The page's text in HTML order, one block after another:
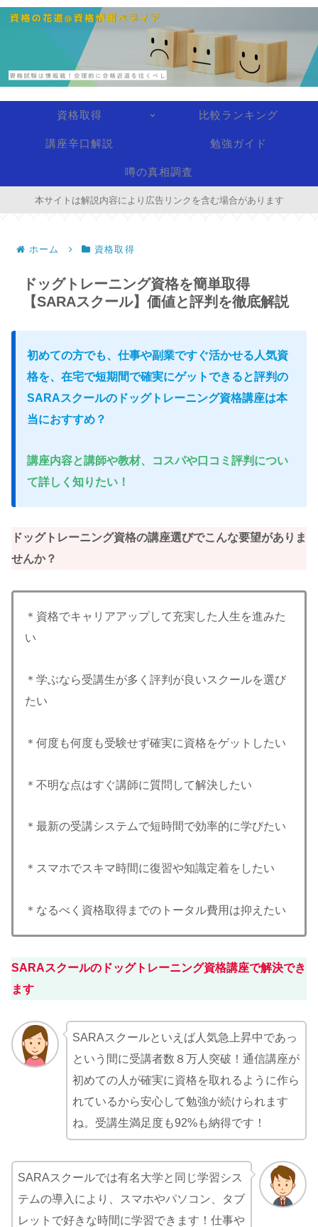
資格取得 比較ランキング
講座辛口解説 勉強ガイド
噂の真相調査
本サイトは解説内容により広告リンクを含む場合があります
ホーム 資格取得
ドッグトレーニング資格を簡単取得
【SARAスクール】価値と評判を徹底解説
初めての方でも、 仕事や副業ですぐ活かせる人気資
格を、在宅で短期間で確実にゲットできると評判の
SARAスクールのドッグトレーニング資格講座は本
当におすすめ？
講座内容と講師や教材、コスパや口コミ評判につい
て詳しく知りたい！
ドッグトレーニング資格の講座選びでこんな要望がありま
せんか？
＊資格でキャリアアップして充実した人生を進みた
い
＊学ぶなら受講生が多く評判が良いスクールを選び
たい
＊何度も何度も受験せず確実に資格をゲットしたい
＊不明な点はすぐ講師に質問して解決したい
＊最新の受講システムで短時間で効率的に学びたい
＊スマホでスキマ時間に復習や知識定着をしたい
＊なるべく資格取得までのトータル費用は抑えたい
SARAスクールのドッグトレーニング資格講座で解決でき
ます
SARAスクールといえば人気急上昇中であっ
という間に受講者数８万人突破！通信講座が
初めての人が確実に資格を取れるように作ら
れているから安心して勉強が続けられます
ね。受講生満足度も92%も納得です！
SARAスクールでは有名大学と同じ学習シス
テムの導入により、スマホやパソコン、タブ
レットで好きな時間に学習できます！仕事や